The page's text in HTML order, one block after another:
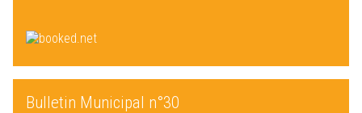
Bulletin Municipal n°30